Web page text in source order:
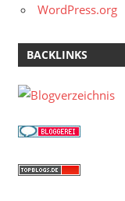
WordPress.org
BACKLINKS